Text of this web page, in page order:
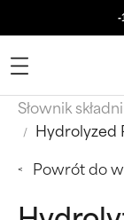
-
Słownik
Hydrolyzed
Powrót do